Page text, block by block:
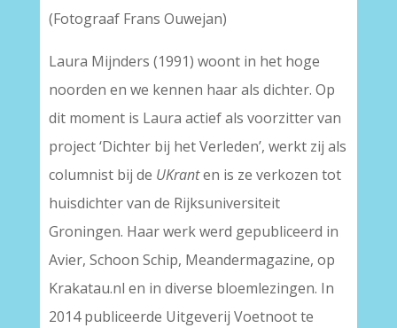
(Fotograaf Frans Ouwejan)
Laura Mijnders (1991) woont in het hoge
noorden en we kennen haar als dichter. Op
dit moment is Laura actief als voorzitter van
project ‘Dichter bij het Verleden’, werkt zij als
columnist bij de UKranten is ze verkozen tot
huisdichter van de Rijksuniversiteit
Groningen. Haar werk werd gepubliceerd in
Avier, Schoon Schip, Meandermagazine, op
Krakatau.nl en in diverse bloemlezingen. In
2014 publiceerde Uitgeverij Voetnoot te